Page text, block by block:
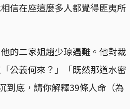
信在座這麼多人都覺得匪夷所
的二家姐趙少琼遇難。他對裁
公義何來？」「既然那道水密
到底，請你解釋39條人命（為